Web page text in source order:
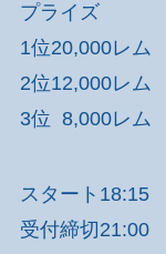
プライズ
1位20,000レム
2位12,000レム
3位 8,000レム
スタート18:15
受付締切21:00